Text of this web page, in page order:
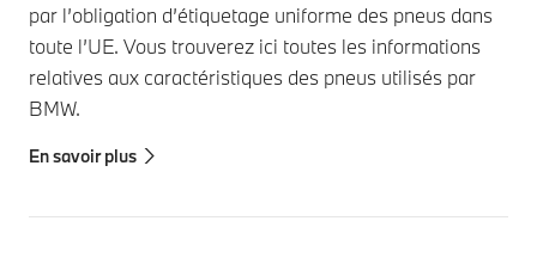
par l’obligation d’étiquetage uniforme des pneus dans
toute l’UE. Vous trouverez ici toutes les informations
relatives aux caractéristiques des pneus utilisés par
BMW.
En savoir plus